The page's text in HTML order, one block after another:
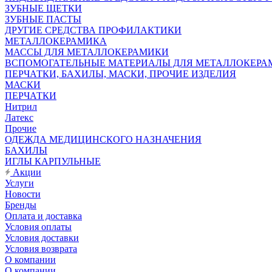
ЗУБНЫЕ ЩЕТКИ
ЗУБНЫЕ ПАСТЫ
ДРУГИЕ СРЕДСТВА ПРОФИЛАКТИКИ
МЕТАЛЛОКЕРАМИКА
МАССЫ ДЛЯ МЕТАЛЛОКЕРАМИКИ
ВСПОМОГАТЕЛЬНЫЕ МАТЕРИАЛЫ ДЛЯ
ПЕРЧАТКИ, БАХИЛЫ, МАСКИ, ПРОЧИЕ ИЗДЕЛИЯ
МАСКИ
ПЕРЧАТКИ
Нитрил
Латекс
Прочие
ОДЕЖДА МЕДИЦИНСКОГО НАЗНАЧЕНИЯ
БАХИЛЫ
ИГЛЫ КАРПУЛЬНЫЕ
Акции
Услуги
Новости
Бренды
Оплата и доставка
Условия оплаты
Условия доставки
Условия возврата
О компании